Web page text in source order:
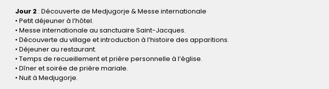
Jour 2 : Découverte de Medjugorje & Messe internationale
• Petit déjeuner à l’hôtel.
• Messe internationale au sanctuaire Saint-Jacques.
• Découverte du village et introduction à l’histoire des apparitions.
• Déjeuner au restaurant.
• Temps de recueillement et prière personnelle à l’église.
• Dîner et soirée de prière mariale.
• Nuit à Medjugorje.